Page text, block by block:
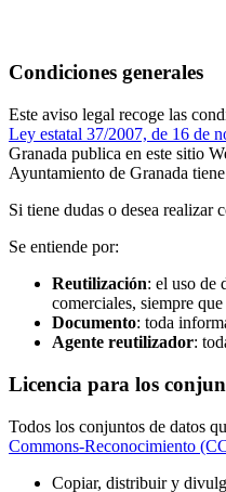
Condiciones generales
Este aviso legal recoge las
Ley estatal 37/2007, de 16 de
Granada publica en este sitio
Ayuntamiento de Granada
Si tiene dudas o desea realizar
Se entiende por:
Reutilización: el uso de
comerciales, siempre
Documento: toda
Agente reutilizador:
Licencia para los
Todos los conjuntos de datos
Commons-Reconocimiento
Copiar, distribuir y